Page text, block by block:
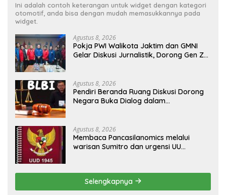
Ini adalah contoh keterangan untuk widget dengan kategori
otomotif, anda bisa dengan mudah memasukkannya pada
widget.
Agustus 8, 2026
Pokja PWI Walikota Jaktim dan GMNI
Gelar Diskusi Jurnalistik, Dorong Gen Z
Agustus 8, 2026
Pendiri Beranda Ruang Diskusi Dorong
Negara Buka Dialog dalam
Agustus 8, 2026
Membaca Pancasilanomics melalui
warisan Sumitro dan urgensi UU
Selengkapnya